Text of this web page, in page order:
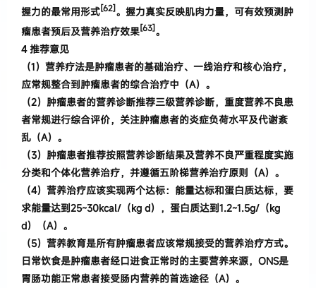
握力的最常用形式[62] 。 握力真实反映肌肉力量， 可有效预测肿
瘤患者预后及营养治疗效果[63] 。
4 推荐意见
（1） 营养疗法是肿瘤患者的基础治疗、一线治疗和核心治疗，
应常规整合到肿瘤患者的综合治疗中 （A）。
（2） 肿瘤患者的营养诊断推荐三级营养诊断， 重度营养不良患
者常规进行综合评价， 关注肿瘤患者的炎症负荷水平及代谢紊
乱 （A）。
（3） 肿瘤患者推荐按照营养诊断结果及营养不良严重程度实施
分类和个体化营养治疗， 并遵循五阶梯营养治疗原则 （A）。
（4） 营养治疗应该实现两个达标： 能量达标和蛋白质达标， 要
求能量达到25~30kcal/ （kg d）， 蛋白质达到1.2~1.5g/ （kg
d）（A）。
（5） 营养教育是所有肿瘤患者应该常规接受的营养治疗方式。
日常饮食是肿瘤患者经口进食正常时的主要营养来源， ONS是
胃肠功能正常患者接受肠内营养的首选途径 （A）。